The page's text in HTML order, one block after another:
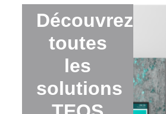
Découvrez
toutes
les
solutions